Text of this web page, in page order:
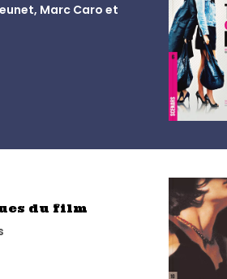
Marc Caro et
du film